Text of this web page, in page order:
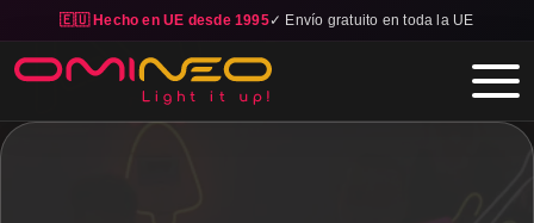
🇪🇺 Hecho en UE desde 1995✓ Envío gratuito en toda la UE
Skip to main content